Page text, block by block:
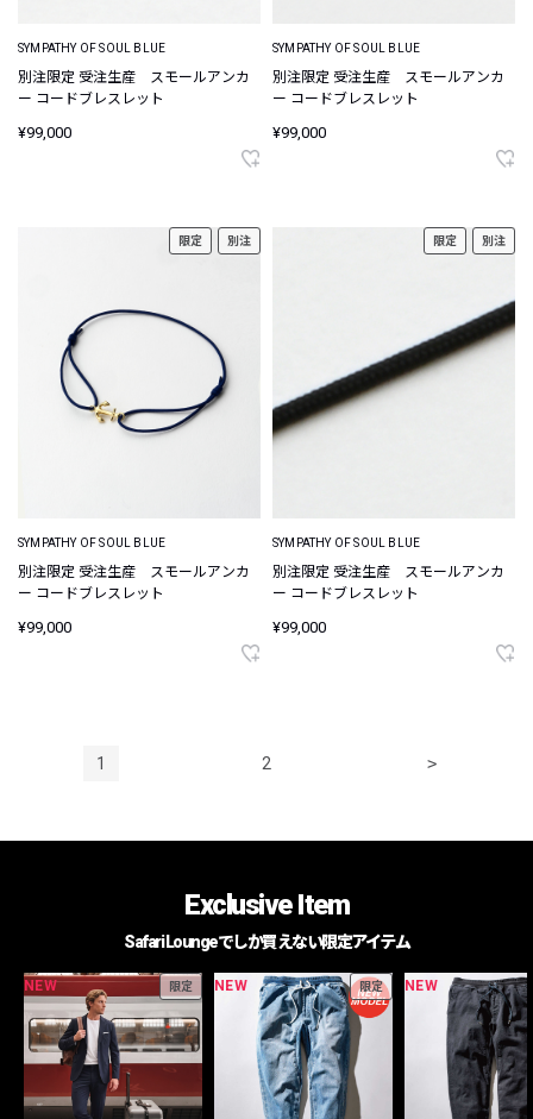
SYMPATHY OF SOUL BLUE
別注限定 受注生産 スモールアンカ
ー コードブレスレット
¥99,000
SYMPATHY OF SOUL BLUE
別注限定 受注生産 スモールアンカ
ー コードブレスレット
¥99,000
限定 別注
SYMPATHY OF SOUL BLUE
別注限定 受注生産 スモールアンカ
ー コードブレスレット
¥99,000
限定 別注
SYMPATHY OF SOUL BLUE
別注限定 受注生産 スモールアンカ
ー コードブレスレット
¥99,000
1 2 >
Exclusive Item
Safari Loungeでしか買えない限定アイテム
NEW 限定 NEW 限定 NEW